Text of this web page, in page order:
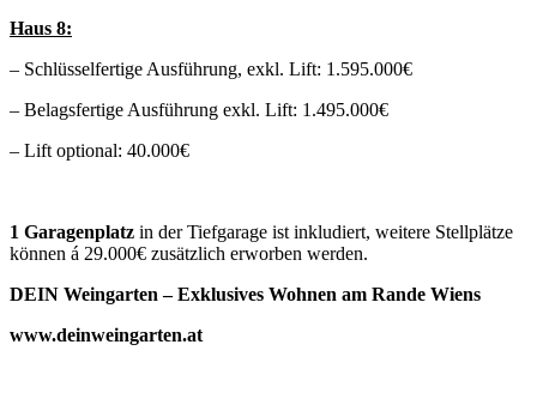
Haus 8:
– Schlüsselfertige Ausführung, exkl. Lift: 1.595.000€
– Belagsfertige Ausführung exkl. Lift: 1.495.000€
– Lift optional: 40.000€
1 Garagenplatz in der Tiefgarage ist inkludiert, weitere Stellplätze
können á 29.000€ zusätzlich erworben werden.
DEIN Weingarten – Exklusives Wohnen am Rande Wiens
www.deinweingarten.at